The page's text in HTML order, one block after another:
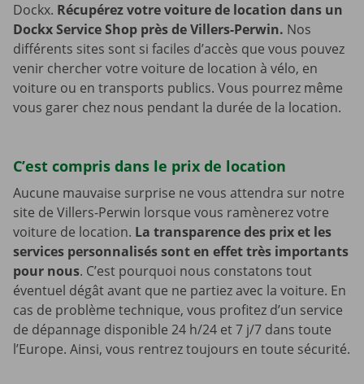
Dockx. Récupérez votre voiture de location dans un
Dockx Service Shop près de Villers-Perwin. Nos
différents sites sont si faciles d’accès que vous pouvez
venir chercher votre voiture de location à vélo, en
voiture ou en transports publics. Vous pourrez même
vous garer chez nous pendant la durée de la location.
C’est compris dans le prix de location
Aucune mauvaise surprise ne vous attendra sur notre
site de Villers-Perwin lorsque vous ramènerez votre
voiture de location. La transparence des prix et les
services personnalisés sont en effet très importants
pour nous. C’est pourquoi nous constatons tout
éventuel dégât avant que ne partiez avec la voiture. En
cas de problème technique, vous profitez d’un service
de dépannage disponible 24 h/24 et 7 j/7 dans toute
l’Europe. Ainsi, vous rentrez toujours en toute sécurité.